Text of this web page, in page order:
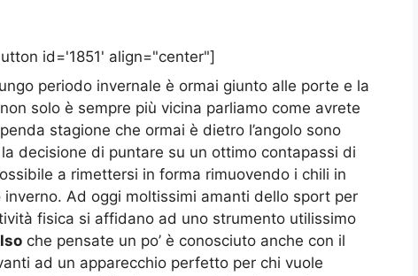
id='1851' align="center"]
periodo invernale è ormai giunto alle porte e la
solo è sempre più vicina parliamo come avrete
stagione che ormai è dietro l’angolo sono
decisione di puntare su un ottimo contapassi di
a rimettersi in forma rimuovendo i chili in
Ad oggi moltissimi amanti dello sport per
fisica si affidano ad uno strumento utilissimo
che pensate un po’ è conosciuto anche con il
ad un apparecchio perfetto per chi vuole